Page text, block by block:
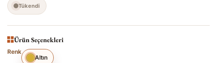
Tükendi
Ürün Seçenekleri
Renk
Altın